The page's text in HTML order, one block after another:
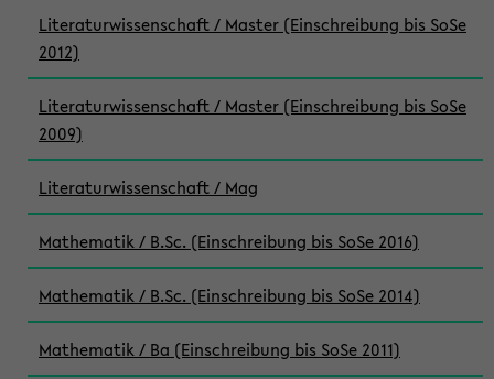
Literaturwissenschaft / Master (Einschreibung bis SoSe
2012)
Literaturwissenschaft / Master (Einschreibung bis SoSe
2009)
Literaturwissenschaft / Mag
Mathematik / B.Sc. (Einschreibung bis SoSe 2016)
Mathematik / B.Sc. (Einschreibung bis SoSe 2014)
Mathematik / Ba (Einschreibung bis SoSe 2011)